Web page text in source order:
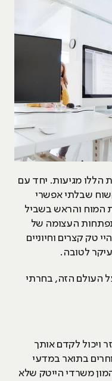
הללו מגיעות. יחד עם
שבלתי אפשרי
המוח והראש בשביל
העצומה של
טק קצרים וחיוניים
לטובה.
העולם הזה, בחרתי
ויכול לקדם אותך
בתואר במדעי
משרדי הייטק שלא